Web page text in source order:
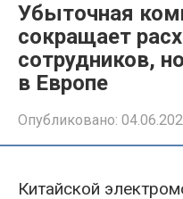
Убыточная
сокращает
сотрудников,
в Европе
Опубликовано:
Китайской